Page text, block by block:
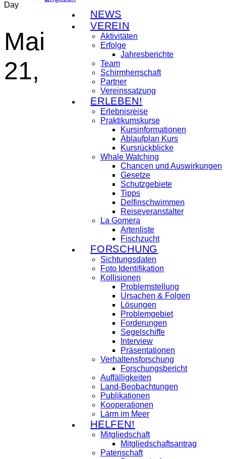
NEWS
VEREIN
Aktivitäten
Erfolge
Jahresberichte
Team
Schirmherrschaft
Partner
Vereinssatzung
ERLEBEN!
Erlebnisreise
Praktikumskurse
Kursinformationen
Ablaufplan Kurs
Kursrückblicke
Whale Watching
Chancen und Auswirkungen
Gesetze
Schutzgebiete
Tipps
Delfinschwimmen
Reiseveranstalter
La Gomera
Artenliste
Fischzucht
FORSCHUNG
Sichtungsdaten
Foto Identifikation
Kollisionen
Problemstellung
Ursachen & Folgen
Lösungen
Problemgebiet
Forderungen
Segelschiffe
Interview
Präsentationen
Verhaltensforschung
Forschungsbericht
Auffälligkeiten
Land-Beobachtungen
Publikationen
Kooperationen
Lärm im Meer
HELFEN!
Mitgliedschaft
Mitgliedschaftsantrag
Patenschaft
Day
Mai
21,